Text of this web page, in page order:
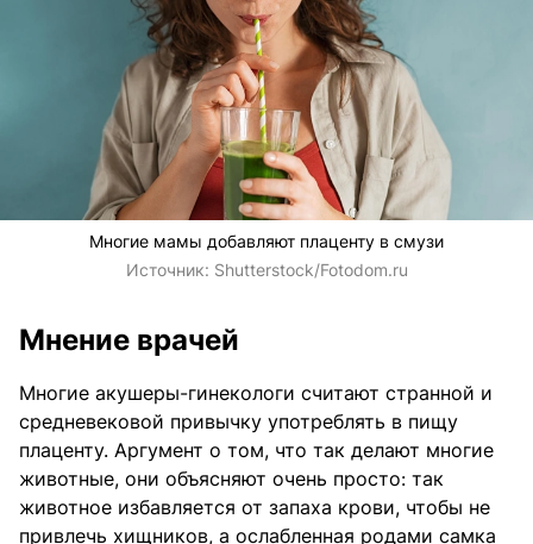
Многие мамы добавляют плаценту в смузи
Источник: Shutterstock/Fotodom.ru
Мнение врачей
Многие акушеры-гинекологи считают странной и
средневековой привычку употреблять в пищу
плаценту. Аргумент о том, что так делают многие
животные, они объясняют очень просто: так
животное избавляется от запаха крови, чтобы не
привлечь хищников, а ослабленная родами самка